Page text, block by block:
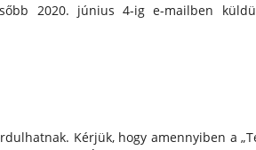
2020. június 4-ig e-mailben
Kérjük, hogy amennyiben a